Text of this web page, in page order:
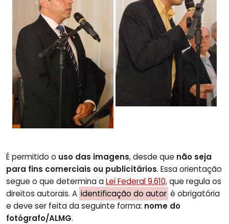
É permitido o uso das imagens, desde que não seja
para fins comerciais ou publicitários. Essa orientação
segue o que determina aLei Federal 9.610,que regula os
direitos autorais. A identificação do autor é obrigatória
e deve ser feita da seguinte forma: nome do
fotógrafo/ALMG.